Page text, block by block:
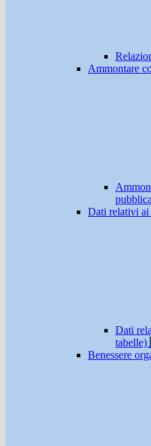
Ammontare
Dati relativi ai
Dati
tabelle)
Benessere